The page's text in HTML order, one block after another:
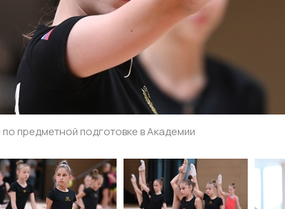
предметной подготовке в Академии